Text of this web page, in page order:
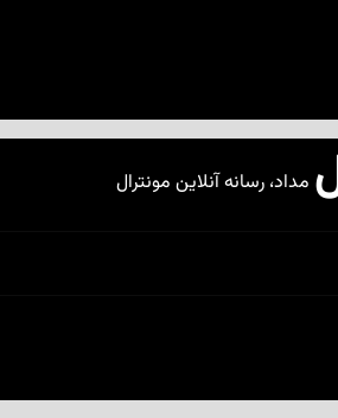
مداد، رسانه آنلاین مونترال